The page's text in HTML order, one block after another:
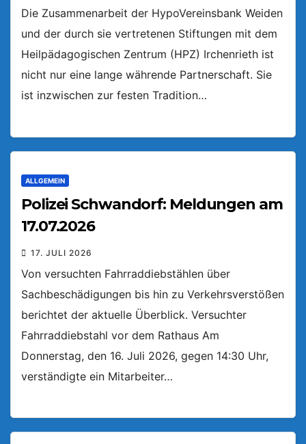
Die Zusammenarbeit der HypoVereinsbank Weiden
und der durch sie vertretenen Stiftungen mit dem
Heilpädagogischen Zentrum (HPZ) Irchenrieth ist
nicht nur eine lange währende Partnerschaft. Sie
ist inzwischen zur festen Tradition…
ALLGEMEIN
Polizei Schwandorf: Meldungen am
17.07.2026
17. JULI 2026
Von versuchten Fahrraddiebstählen über
Sachbeschädigungen bis hin zu Verkehrsverstößen
berichtet der aktuelle Überblick. Versuchter
Fahrraddiebstahl vor dem Rathaus Am
Donnerstag, den 16. Juli 2026, gegen 14:30 Uhr,
verständigte ein Mitarbeiter…